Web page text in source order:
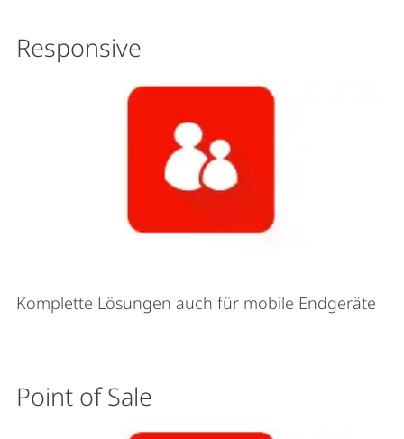
Responsive
Komplette Lösungen auch für mobile Endgeräte
Point of Sale